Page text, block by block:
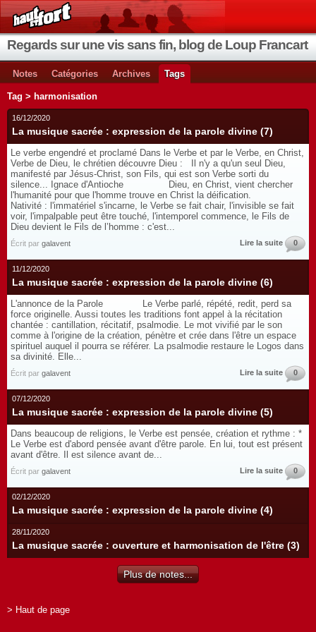
Regards sur une vis sans fin, blog de Loup Francart
Notes Catégories Archives Tags
Tag > harmonisation
16/12/2020
La musique sacrée : expression de la parole divine (7)
Le verbe engendré et proclamé Dans le Verbe et par le Verbe, en Christ,
Verbe de Dieu, le chrétien découvre Dieu : Il n'y a qu'un seul Dieu,
manifesté par Jésus-Christ, son Fils, qui est son Verbe sorti du
silence... Ignace d'Antioche Dieu, en Christ, vient chercher
l'humanité pour que l'homme trouve en Christ la déification.
Nativité : l'immatériel s'incarne, le Verbe se fait chair, l'invisible se fait
voir, l'impalpable peut être touché, l'intemporel commence, le Fils de
Dieu devient le Fils de l’homme : c'est...
Écrit par galavent Lire la suite 0
11/12/2020
La musique sacrée : expression de la parole divine (6)
L'annonce de la Parole Le Verbe parlé, répété, redit, perd sa
force originelle. Aussi toutes les traditions font appel à la récitation
chantée : cantillation, récitatif, psalmodie. Le mot vivifié par le son
comme à l'origine de la création, pénètre et crée dans l'être un espace
spirituel auquel il pourra se référer. La psalmodie restaure le Logos dans
sa divinité. Elle...
Écrit par galavent Lire la suite 0
07/12/2020
La musique sacrée : expression de la parole divine (5)
Dans beaucoup de religions, le Verbe est pensée, création et rythme : *
Le Verbe est d'abord pensée avant d'être parole. En lui, tout est présent
avant d'être. Il est silence avant de...
Écrit par galavent Lire la suite 0
02/12/2020
La musique sacrée : expression de la parole divine (4)
28/11/2020
La musique sacrée : ouverture et harmonisation de l'être (3)
Plus de notes...
> Haut de page